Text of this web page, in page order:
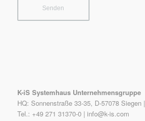
K-iS Systemhaus Unternehmensgruppe
HQ: Sonnenstraße 33-35, D-57078 Siegen |
Tel.: +49 271 31370-0 | info@k-is.com